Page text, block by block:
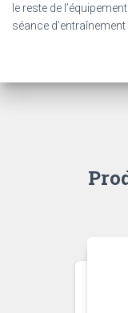
le reste de
séance